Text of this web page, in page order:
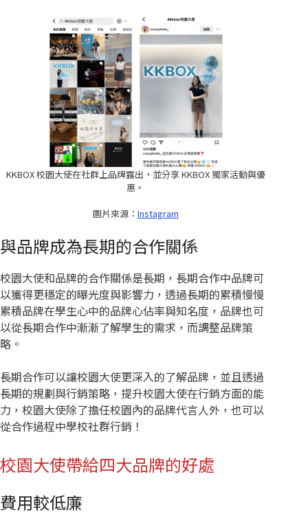
KKBOX 校園大使在社群上品牌露出，並分享 KKBOX 獨家活動與優
惠。
圖片來源： Instagram
與品牌成為長期的合作關係
校園大使和品牌的合作關係是長期，長期合作中品牌可
以獲得更穩定的曝光度與影響力，透過長期的累積慢慢
累積品牌在學生心中的品牌心佔率與知名度，品牌也可
以從長期合作中漸漸了解學生的需求，而調整品牌策
略。
長期合作可以讓校園大使更深入的了解品牌，並且透過
長期的規劃與行銷策略，提升校園大使在行銷方面的能
力，校園大使除了擔任校園內的品牌代言人外，也可以
從合作過程中學校社群行銷！
校園大使帶給四大品牌的好處
費用較低廉